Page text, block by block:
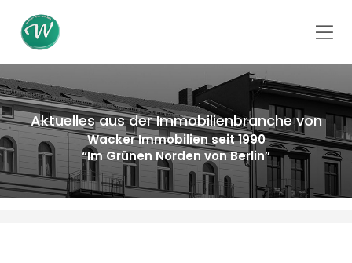
Aktuelles aus der Immobilienbranche von
Wacker Immobilien seit 1990
“Im Grünen Norden von Berlin”